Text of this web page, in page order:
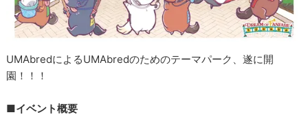
UMAbredによるUMAbredのためのテーマパーク、遂に開
園！！！
■イベント概要